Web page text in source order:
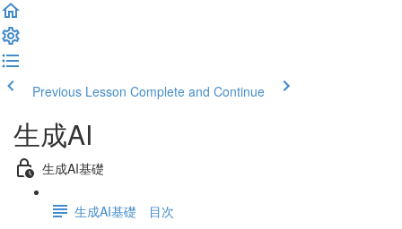
Previous Lesson Complete and Continue
生成AI
生成AI基礎
生成AI基礎 目次